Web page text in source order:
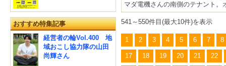
マダ電機さんの南側のテナント。
541～550件目(最大10件)を表示
1 2 3 4 5 6 7 8
17 18 19 20 21 22
おすすめ特集記事
経営者の輪Vol.400 地
域おこし協力隊の山田
尚輝さん